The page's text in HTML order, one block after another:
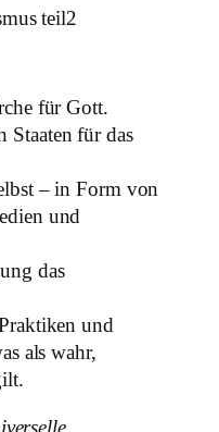
für Gott.
Staaten für das
– in Form von
und
das
und
als wahr,